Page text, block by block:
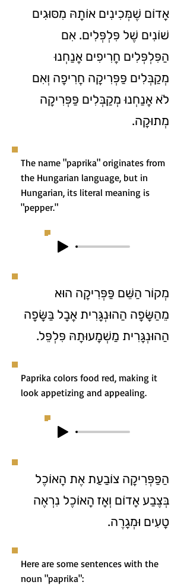
אָדוֹם שֶׁמְּכִינִים אוֹתָהּ מִסּוּגִים
שׁוֹנִים שֶׁל פִּלְפְּלִים. אִם
הַפִּלְפְּלִים חֲרִיפִים אֲנַחְנוּ
מְקַבְּלִים פַּפְּרִיקָה חֲרִיפָה וְאִם
לֹא אֲנַחְנוּ מְקַבְּלִים פַּפְּרִיקָה
מְתוּקָה.
The name "paprika" originates from
the Hungarian language, but in
Hungarian, its literal meaning is
"pepper."
מְקוֹר הַשֵּׁם פַּפְּרִיקָה הוּא
מֵהַשָּׂפָה הַהוּנְגָּרִית אֲבָל בַּשָּׂפָה
הַהוּנְגָּרִית מַשְׁמָעוּתָהּ פִּלְפֵּל.
Paprika colors food red, making it
look appetizing and appealing.
הַפַּפְּרִיקָה צוֹבַעַת אֶת הָאוֹכֶל
בְּצֶבַע אָדוֹם וְאָז הָאוֹכֶל נִרְאֶה
טָעִים וּמְגָרֶה.
Here are some sentences with the
noun "paprika":